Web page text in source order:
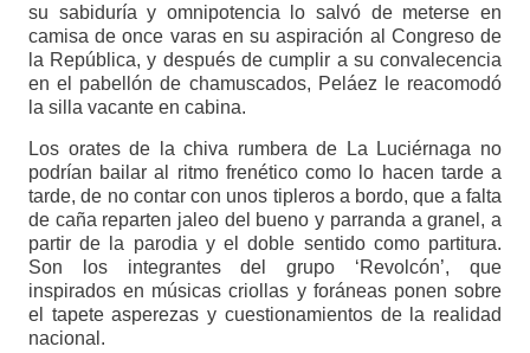
su sabiduría y omnipotencia lo salvó de meterse en
camisa de once varas en su aspiración al Congreso de
la República, y después de cumplir a su convalecencia
en el pabellón de chamuscados, Peláez le reacomodó
la silla vacante en cabina.
Los orates de la chiva rumbera de La Luciérnaga no
podrían bailar al ritmo frenético como lo hacen tarde a
tarde, de no contar con unos tipleros a bordo, que a falta
de caña reparten jaleo del bueno y parranda a granel, a
partir de la parodia y el doble sentido como partitura.
Son los integrantes del grupo ‘Revolcón’, que
inspirados en músicas criollas y foráneas ponen sobre
el tapete asperezas y cuestionamientos de la realidad
nacional.